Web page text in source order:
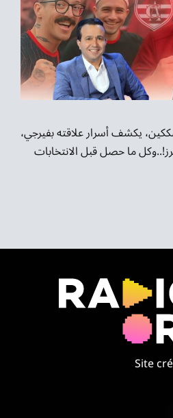
اقتصاد
مقالات
موسيقى الشرق
من نحن
يكشف أسرار علاقته بفيرجي،
ما حصل قبل الانتخابات
Site